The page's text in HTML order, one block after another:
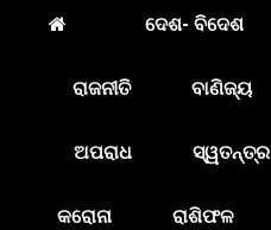
ଦେଶ- ବିଦେଶ
ରାଜନୀତି ବାଣିଜ୍ୟ
ଅପରାଧ ସ୍ୱତନ୍ତ୍ର
କରୋନା ରାଶିଫଳ